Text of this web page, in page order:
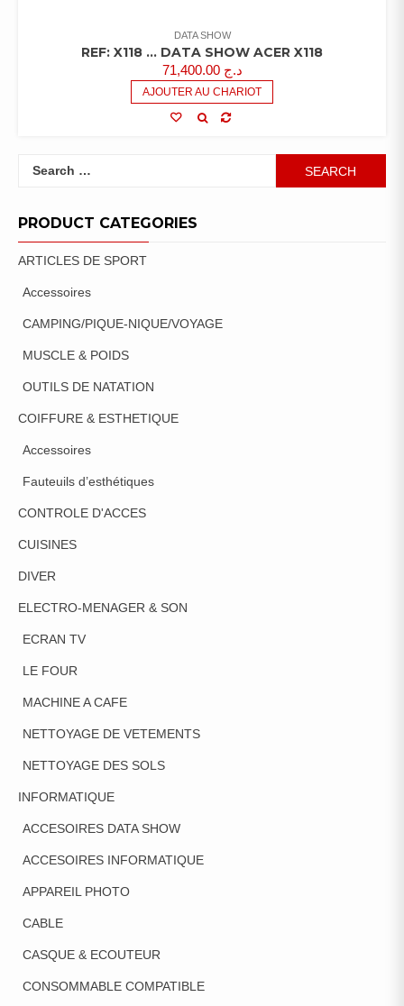
DATA SHOW
REF: X118 … DATA SHOW ACER X118
د.ج 71,400.00
AJOUTER AU CHARIOT
PRODUCT CATEGORIES
ARTICLES DE SPORT
Accessoires
CAMPING/PIQUE-NIQUE/VOYAGE
MUSCLE & POIDS
OUTILS DE NATATION
COIFFURE & ESTHETIQUE
Accessoires
Fauteuils d’esthétiques
CONTROLE D'ACCES
CUISINES
DIVER
ELECTRO-MENAGER & SON
ECRAN TV
LE FOUR
MACHINE A CAFE
NETTOYAGE DE VETEMENTS
NETTOYAGE DES SOLS
INFORMATIQUE
ACCESOIRES DATA SHOW
ACCESOIRES INFORMATIQUE
APPAREIL PHOTO
CABLE
CASQUE & ECOUTEUR
CONSOMMABLE COMPATIBLE